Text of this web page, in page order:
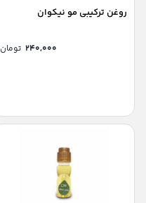
روغن ترکیبی مو نیکوان
۲۴۰,۰۰۰ تومان